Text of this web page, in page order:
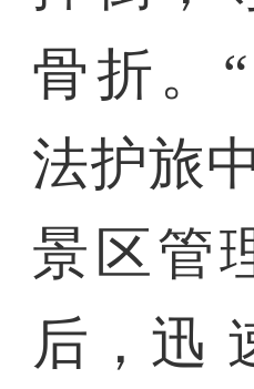
骨折。
法护旅
景区管
后，迅